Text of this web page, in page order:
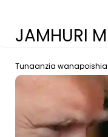
JAMHURI
Tunaanzia